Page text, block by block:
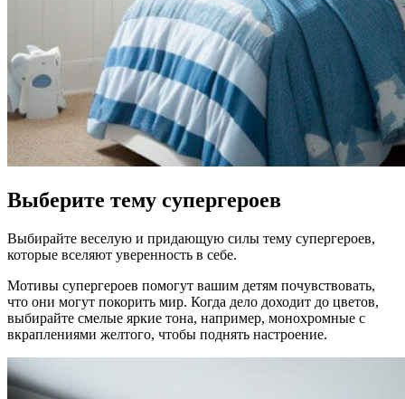
Выберите тему супергероев
Выбирайте веселую и придающую силы тему супергероев,
которые вселяют уверенность в себе.
Мотивы супергероев помогут вашим детям почувствовать,
что они могут покорить мир. Когда дело доходит до цветов,
выбирайте смелые яркие тона, например, монохромные с
вкраплениями желтого, чтобы поднять настроение.